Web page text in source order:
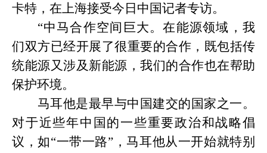
卡特，在上海接受今日中国记者专访。
“中马合作空间巨大。在能源领域，我
们双方已经开展了很重要的合作，既包括传
统能源又涉及新能源，我们的合作也在帮助
保护环境。
马耳他是最早与中国建交的国家之一。
对于近些年中国的一些重要政治和战略倡
议，如“一带一路”，马耳他从一开始就特别